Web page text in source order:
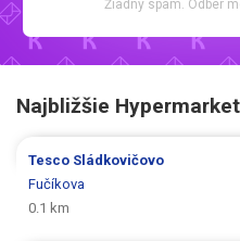
Žiadny spam. Odber
Najbližšie
Tesco Sládkovičovo
Fučíkova
0.1 km